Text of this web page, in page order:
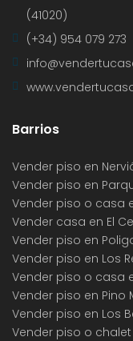
(41020)
(+34) 954 079 273
Barrios
Vender piso en
Vender piso en
Vender piso o casa
Vender casa en El
Vender piso en
Vender piso en Los
Vender piso o casa
Vender piso en Pino
Vender piso en Los
Vender piso o